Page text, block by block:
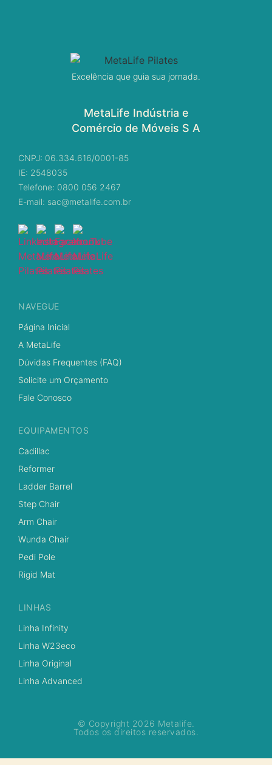
Excelência que guia sua jornada.
MetaLife Indústria e
Comércio de Móveis S A
CNPJ: 06.334.616/0001-85
IE: 2548035
Telefone: 0800 056 2467
E-mail: sac@metalife.com.br
NAVEGUE
Página Inicial
A MetaLife
Dúvidas Frequentes (FAQ)
Solicite um Orçamento
Fale Conosco
EQUIPAMENTOS
Cadillac
Reformer
Ladder Barrel
Step Chair
Arm Chair
Wunda Chair
Pedi Pole
Rigid Mat
LINHAS
Linha Infinity
Linha W23eco
Linha Original
Linha Advanced
© Copyright 2026 Metalife.
Todos os direitos reservados.